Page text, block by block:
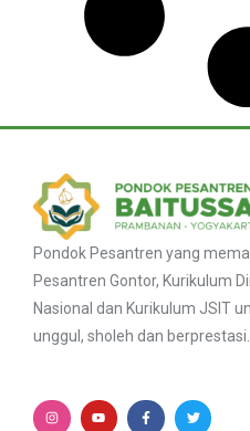
Pondok Pesantren yang
Pesantren Gontor, Kurikulum
Nasional dan Kurikulum JSIT
unggul, sholeh dan berprestasi.